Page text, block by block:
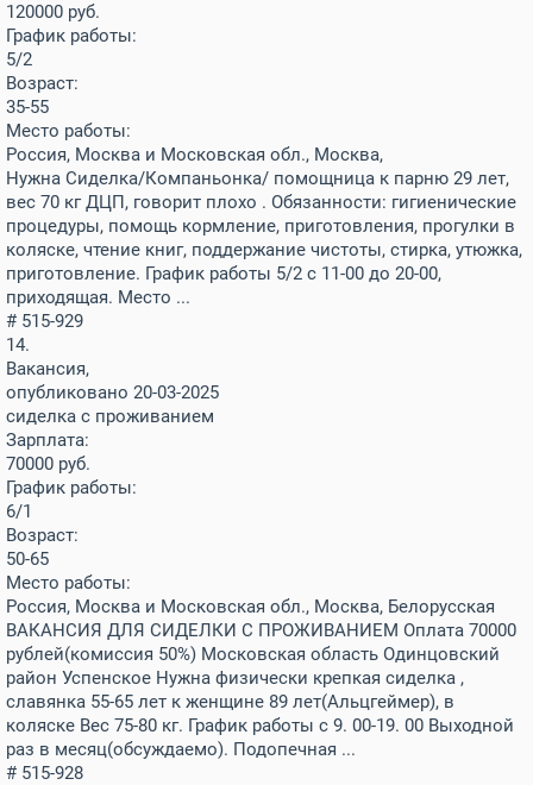
120000 руб.
График работы:
5/2
Возраст:
35-55
Место работы:
Россия, Москва и Московская обл., Москва,
Нужна Сиделка/Компаньонка/ помощница к парню 29 лет,
вес 70 кг ДЦП, говорит плохо . Обязанности: гигиенические
процедуры, помощь кормление, приготовления, прогулки в
коляске, чтение книг, поддержание чистоты, стирка, утюжка,
приготовление. График работы 5/2 с 11-00 до 20-00,
приходящая. Место ...
# 515-929
14.
Вакансия,
опубликовано 20-03-2025
сиделка с проживанием
Зарплата:
70000 руб.
График работы:
6/1
Возраст:
50-65
Место работы:
Россия, Москва и Московская обл., Москва, Белорусская
ВАКАНСИЯ ДЛЯ СИДЕЛКИ С ПРОЖИВАНИЕМ Оплата 70000
рублей(комиссия 50%) Московская область Одинцовский
район Успенское Нужна физически крепкая сиделка ,
славянка 55-65 лет к женщине 89 лет(Альцгеймер), в
коляске Вес 75-80 кг. График работы с 9. 00-19. 00 Выходной
раз в месяц(обсуждаемо). Подопечная ...
# 515-928